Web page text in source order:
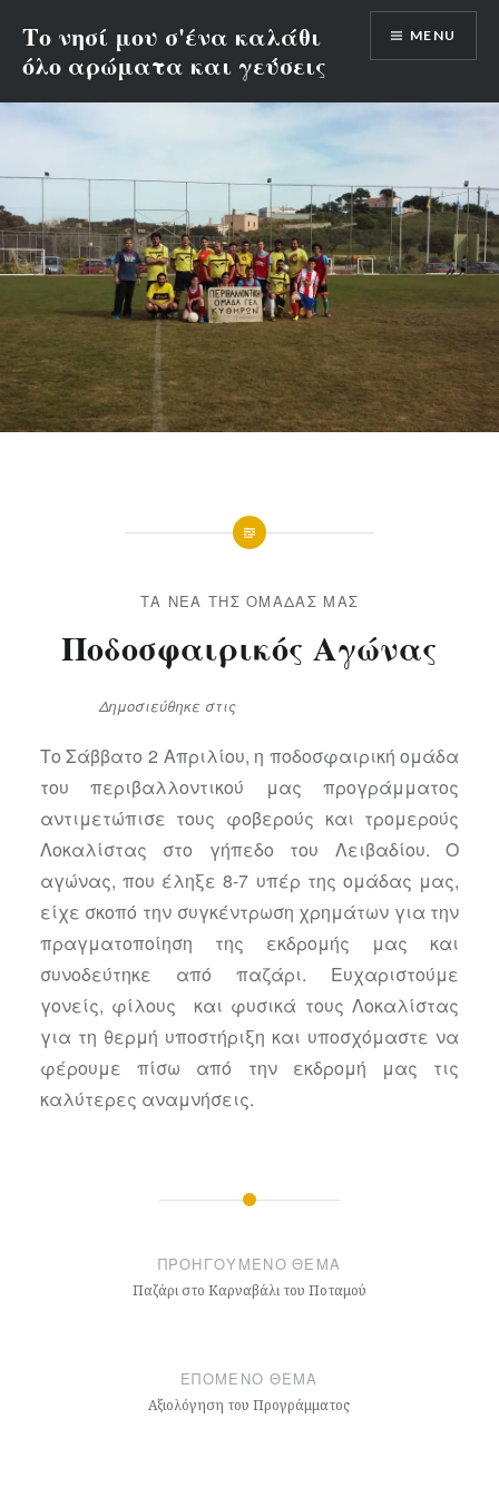
content
Το νησί μου σ'ένα καλάθι
όλο αρώματα και γεύσεις
MENU
ΤΑ ΝΈΑ ΤΗΣ ΟΜΆΔΑΣ ΜΑΣ
Ποδοσφαιρικός Αγώνας
Δημοσιεύθηκε στις
Το Σάββατο 2 Απριλίου, η ποδοσφαιρική ομάδα
του περιβαλλοντικού μας προγράμματος
αντιμετώπισε τους φοβερούς και τρομερούς
Λοκαλίστας στο γήπεδο του Λειβαδίου. Ο
αγώνας, που έληξε 8-7 υπέρ της ομάδας μας,
είχε σκοπό την συγκέντρωση χρημάτων για την
πραγματοποίηση της εκδρομής μας και
συνοδεύτηκε από παζάρι. Ευχαριστούμε
γονείς, φίλους και φυσικά τους Λοκαλίστας
για τη θερμή υποστήριξη και υποσχόμαστε να
φέρουμε πίσω από την εκδρομή μας τις
καλύτερες αναμνήσεις.
ΠΡΟΗΓΟΎΜΕΝΟ ΘΈΜΑ
Παζάρι στο Καρναβάλι του Ποταμού
ΕΠΌΜΕΝΟ ΘΈΜΑ
Αξιολόγηση του Προγράμματος